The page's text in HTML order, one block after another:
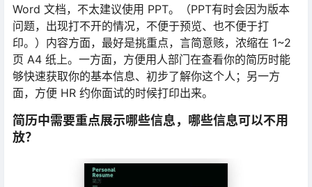
Word 文档，不太建议使用 PPT。（PPT有时会因为版本
问题，出现打不开的情况，不便于预览、也不便于打
印。）内容方面，最好是挑重点，言简意赅，浓缩在 1~2
页 A4 纸上。一方面，方便用人部门在查看你的简历时能
够快速获取你的基本信息、初步了解你这个人；另一方
面，方便 HR 约你面试的时候打印出来。
简历中需要重点展示哪些信息，哪些信息可以不用
放？